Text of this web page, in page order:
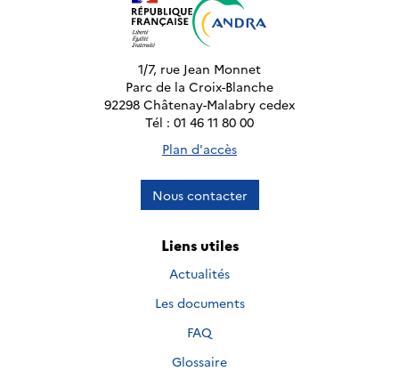
1/7, rue Jean Monnet
Parc de la Croix-Blanche
92298 Châtenay-Malabry cedex
Tél : 01 46 11 80 00
Plan d'accès
Nous contacter
Liens utiles
Actualités
Les documents
FAQ
Glossaire